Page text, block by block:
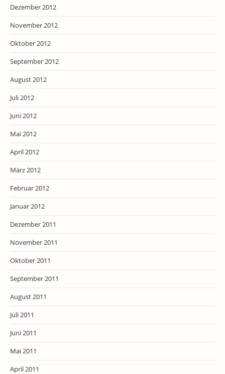
Dezember 2012
November 2012
Oktober 2012
September 2012
August 2012
Juli 2012
Juni 2012
Mai 2012
April 2012
März 2012
Februar 2012
Januar 2012
Dezember 2011
November 2011
Oktober 2011
September 2011
August 2011
Juli 2011
Juni 2011
Mai 2011
April 2011